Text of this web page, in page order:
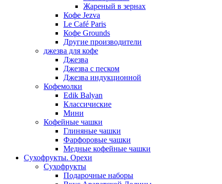
Жареный в зернах
Кофе Jezva
Le Café Paris
Кофе Grounds
Другие производители
джезва для кофе
Джезва
Джезва с песком
Джезва индукционной
Кофемолки
Edik Balyan
Классичиские
Мини
Кофейные чашки
Глиняные чашки
Фарфоровые чашки
Медные кофейные чашки
Сухофрукты. Орехи
Сухофрукты
Подарочные наборы